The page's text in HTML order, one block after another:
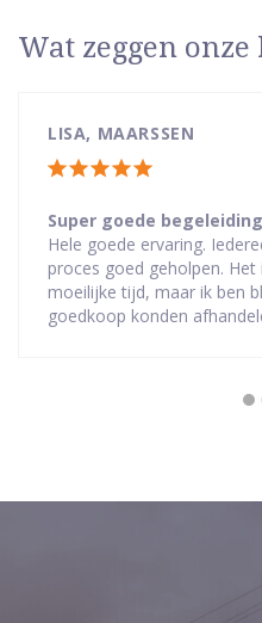
Wat zeggen
LISA, MAARSSEN
Totale
waardering:
5
van
5
Super goede
Hele goede ervaring.
proces goed geholpen.
moeilijke tijd, maar ik ben
goedkoop konden